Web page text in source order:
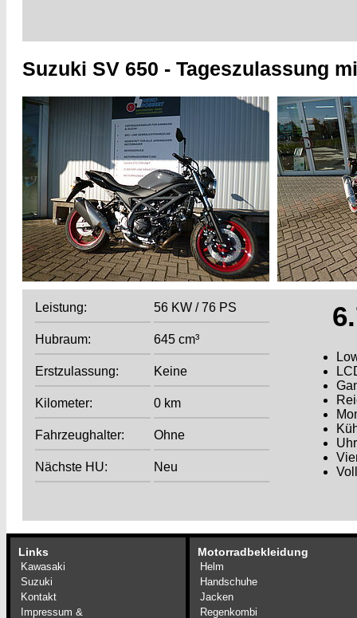
Suzuki SV 650 - Tageszulassung
Leistung: 56 KW / 76 PS
Hubraum: 645 cm³
Erstzulassung: Keine
Kilometer: 0 km
Fahrzeughalter: Ohne
Nächste HU: Neu
Links
Kawasaki
Suzuki
Kontakt
Impressum &
Motorradbekleidung
Helm
Handschuhe
Jacken
Regenkombi